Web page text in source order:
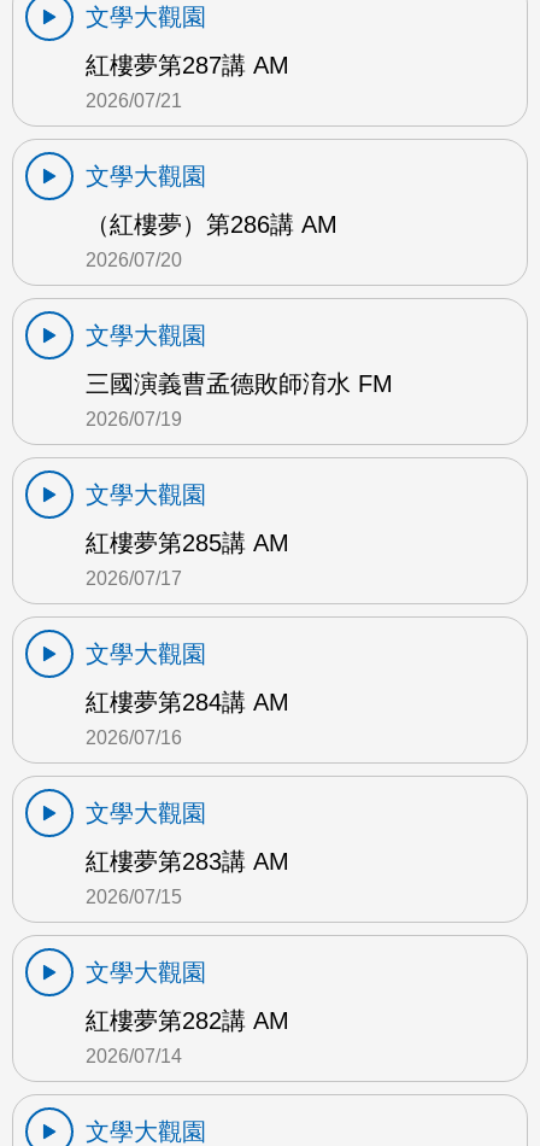
文學大觀園
紅樓夢第287講 AM
2026/07/21
文學大觀園
（紅樓夢）第286講 AM
2026/07/20
文學大觀園
三國演義曹孟德敗師淯水 FM
2026/07/19
文學大觀園
紅樓夢第285講 AM
2026/07/17
文學大觀園
紅樓夢第284講 AM
2026/07/16
文學大觀園
紅樓夢第283講 AM
2026/07/15
文學大觀園
紅樓夢第282講 AM
2026/07/14
文學大觀園